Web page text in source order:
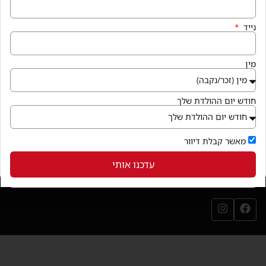
איך מגיעים
קניון פרנדלי גן יבנה, המגינים 56
חנייה במקום ללא עלות
בואו לבקר
(נפתח בחלון חדש)
שירותי הקניון
עקבו אחרינו
עמוד הפייסבוק שלנו (נפתח בחלון חדש)
עמוד האינסטגרם שלנו (נפתח בחלון חדש)
נייד
מין
חודש יום ההולדת שלך
מאשר קבלת דיוור
עדכנו אותי